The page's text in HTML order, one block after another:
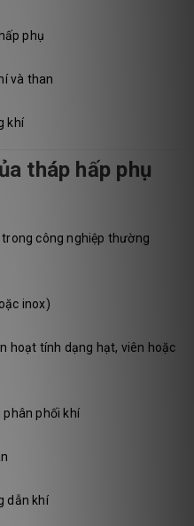
phụ
và than
khí
tháp hấp phụ
công nghiệp thường
inox)
hoạt tính dạng hạt, viên hoặc
phân phối khí
dẫn khí